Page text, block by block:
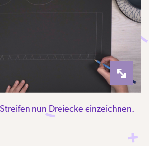
nun Dreiecke einzeichnen.